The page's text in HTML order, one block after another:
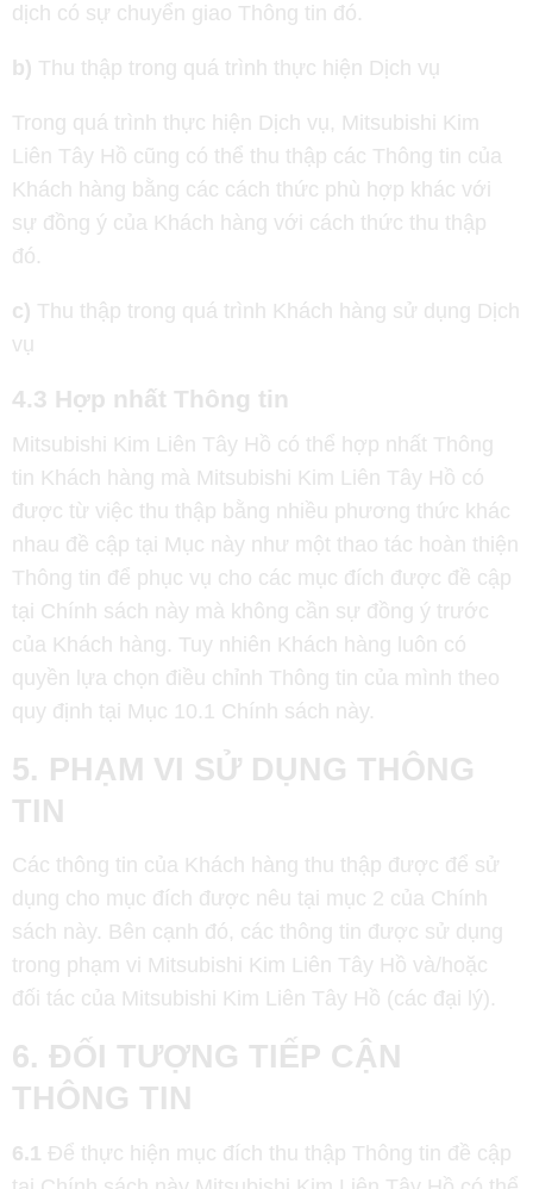
dịch có sự chuyển giao Thông tin đó.
b) Thu thập trong quá trình thực hiện Dịch vụ
Trong quá trình thực hiện Dịch vụ, Mitsubishi Kim
Liên Tây Hồ cũng có thể thu thập các Thông tin của
Khách hàng bằng các cách thức phù hợp khác với
sự đồng ý của Khách hàng với cách thức thu thập
đó.
c) Thu thập trong quá trình Khách hàng sử dụng Dịch
vụ
4.3 Hợp nhất Thông tin
Mitsubishi Kim Liên Tây Hồ có thể hợp nhất Thông
tin Khách hàng mà Mitsubishi Kim Liên Tây Hồ có
được từ việc thu thập bằng nhiều phương thức khác
nhau đề cập tại Mục này như một thao tác hoàn thiện
Thông tin để phục vụ cho các mục đích được đề cập
tại Chính sách này mà không cần sự đồng ý trước
của Khách hàng. Tuy nhiên Khách hàng luôn có
quyền lựa chọn điều chỉnh Thông tin của mình theo
quy định tại Mục 10.1 Chính sách này.
5. PHẠM VI SỬ DỤNG THÔNG
TIN
Các thông tin của Khách hàng thu thập được để sử
dụng cho mục đích được nêu tại mục 2 của Chính
sách này. Bên cạnh đó, các thông tin được sử dụng
trong phạm vi Mitsubishi Kim Liên Tây Hồ và/hoặc
đối tác của Mitsubishi Kim Liên Tây Hồ (các đại lý).
6. ĐỐI TƯỢNG TIẾP CẬN
THÔNG TIN
6.1 Để thực hiện mục đích thu thập Thông tin đề cập